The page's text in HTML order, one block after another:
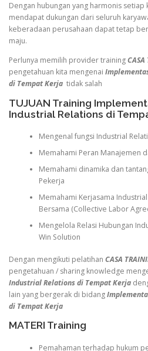
Dengan hubungan yang harmonis
mendapat dukungan dari seluruh
keberadaan perusahaan dapat tetap
maju.
Perlunya memilih provider trainingCASA
pengetahuan kita mengenai
di Tempat Kerja tidak salah
TUJUAN Training
Industrial Relations di
Mengenal fungsi Industrial
Memahami Peran Manajemen
Memahami dinamika dan
Pekerja
Memahami Kerjasama
Bersama (Collective Labor
Mengelola Relasi Hubungan
Win Solution
Dengan mengikuti pelatihan CASA
pengetahuan / sharing knowledge
Industrial Relations di Tempat Kerja
lain yang bergerak di bidang
di Tempat Kerja
MATERI Training
Pemahaman terhadap hukum